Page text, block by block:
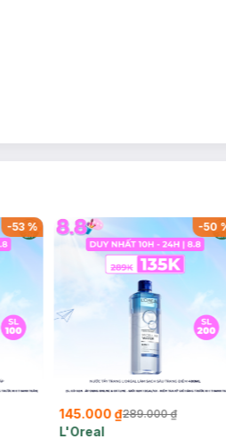
-53% -50
145.000 ₫289.000 ₫
L'Oreal